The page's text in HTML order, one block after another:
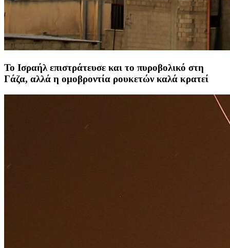
Το Ισραήλ επιστράτευσε και το πυροβολικό στη
Γάζα, αλλά η ομοβροντία ρουκετών καλά κρατεί